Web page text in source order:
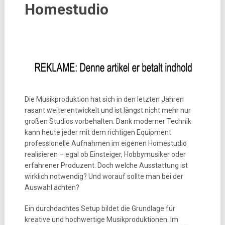
Homestudio
Die Musikproduktion hat sich in den letzten Jahren
rasant weiterentwickelt und ist längst nicht mehr nur
großen Studios vorbehalten. Dank moderner Technik
kann heute jeder mit dem richtigen Equipment
professionelle Aufnahmen im eigenen Homestudio
realisieren – egal ob Einsteiger, Hobbymusiker oder
erfahrener Produzent. Doch welche Ausstattung ist
wirklich notwendig? Und worauf sollte man bei der
Auswahl achten?
Ein durchdachtes Setup bildet die Grundlage für
kreative und hochwertige Musikproduktionen. Im